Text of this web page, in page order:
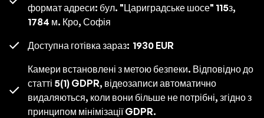
формат адреси: бул. "Цариградське шосе" 115з,
1784 м. Кро, Софія
Доступна готівка зараз: 1930 EUR
Камери встановлені з метою безпеки. Відповідно до
статті 5(1) GDPR, відеозаписи автоматично
видаляються, коли вони більше не потрібні, згідно з
принципом мінімізації GDPR.